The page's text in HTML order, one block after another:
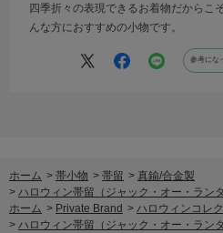
四季折々の表現できるお着物だからこ
んな方におすすめの小物です。
参考にな
ホーム > 帯小物 > 帯留 > 真鍮/合金製
> ハロウィン帯留（ジャック・オー・ラン
ホーム > Private Brand > ハロウィンコレ
> ハロウィン帯留（ジャック・オー・ラン